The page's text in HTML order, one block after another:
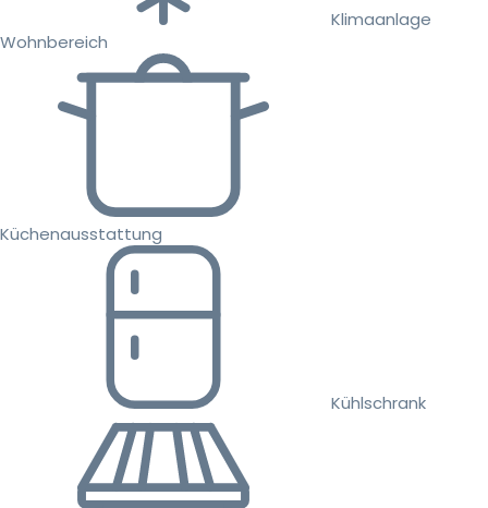
Klimaanlage
Wohnbereich
Küchenausstattung
Kühlschrank